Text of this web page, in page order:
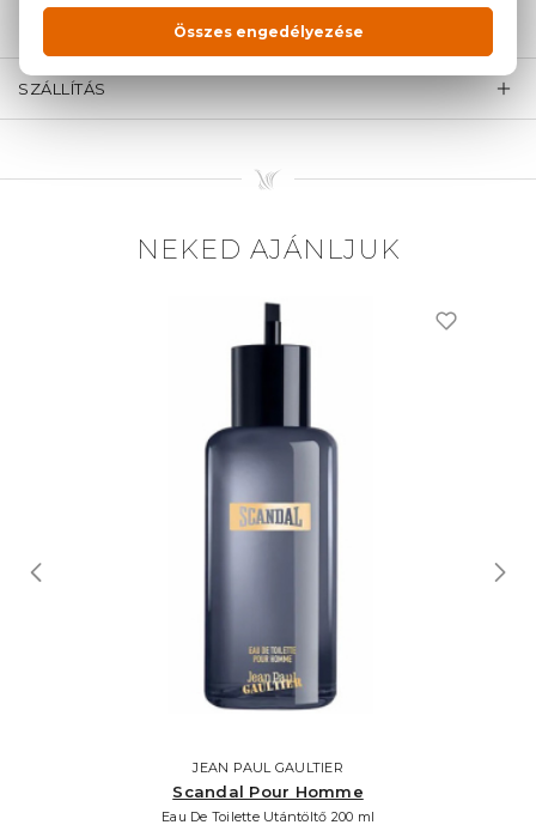
SZÁLLÍTÁS
NEKED AJÁNLJUK
JEAN PAUL GAULTIER
Scandal Pour Homme
Eau De Toilette Utántöltő 200 ml